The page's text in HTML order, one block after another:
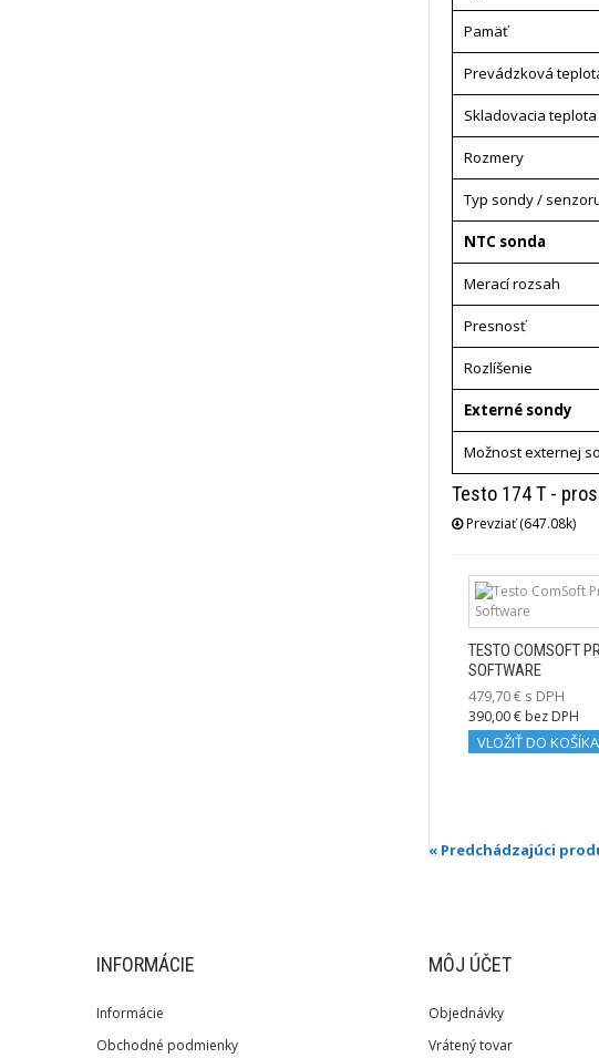
Pamäť
Prevádzková
Skladovacia teplota
Rozmery
Typ sondy /
NTC sonda
Merací rozsah
Presnosť
Rozlíšenie
Externé sondy
Možnost externej
Testo 174 T -
Prevziať (647.08k)
TESTO COMSOFT
SOFTWARE
479,70 € s DPH
390,00 € bez DPH
VLOŽIŤ DO KOŠÍKA
« Predchádzajúci
INFORMÁCIE
Informácie
Obchodné podmienky
MÔJ ÚČET
Objednávky
Vrátený tovar